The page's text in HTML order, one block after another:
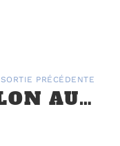
SORTIE PRÉCÉDENTE
SALON AUTO MOTO RÉTRO DE ROUEN